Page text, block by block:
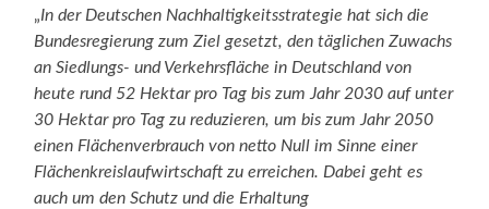
„In der Deutschen Nachhaltigkeitsstrategie hat sich die
Bundesregierung zum Ziel gesetzt, den täglichen Zuwachs
an Siedlungs- und Verkehrsfläche in Deutschland von
heute rund 52 Hektar pro Tag bis zum Jahr 2030 auf unter
30 Hektar pro Tag zu reduzieren, um bis zum Jahr 2050
einen Flächenverbrauch von netto Null im Sinne einer
Flächenkreislaufwirtschaft zu erreichen. Dabei geht es
auch um den Schutz und die Erhaltung